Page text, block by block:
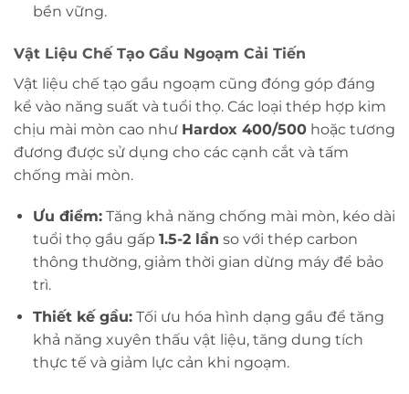
bền vững.
Vật Liệu Chế Tạo Gầu Ngoạm Cải Tiến
Vật liệu chế tạo gầu ngoạm cũng đóng góp đáng
kể vào năng suất và tuổi thọ. Các loại thép hợp kim
chịu mài mòn cao như Hardox 400/500 hoặc tương
đương được sử dụng cho các cạnh cắt và tấm
chống mài mòn.
Ưu điểm:Tăng khả năng chống mài mòn, kéo dài
tuổi thọ gầu gấp 1.5-2 lần so với thép carbon
thông thường, giảm thời gian dừng máy để bảo
trì.
Thiết kế gầu:Tối ưu hóa hình dạng gầu để tăng
khả năng xuyên thấu vật liệu, tăng dung tích
thực tế và giảm lực cản khi ngoạm.